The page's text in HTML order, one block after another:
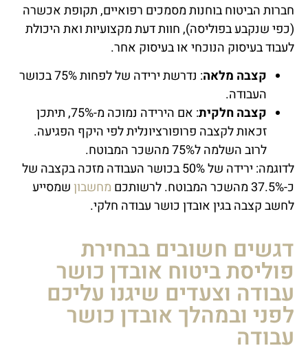
חברות הביטוח בוחנות מסמכים רפואיים, תקופת אכשרה
(כפי שנקבע בפוליסה), חוות דעת מקצועיות ואת היכולת
לעבוד בעיסוק הנוכחי או בעיסוק אחר.
קצבה מלאה
: נדרשת ירידה של לפחות 75% בכושר
העבודה.
קצבה חלקית
: אם הירידה נמוכה מ-75%, תיתכן
זכאות לקצבה פרופורציונלית לפי היקף הפגיעה.
לרוב השלמה ל75% מהשכר המבוטח.
לדוגמה: ירידה של 50% בכושר העבודה מזכה בקצבה של
כ-37.5% מהשכר המבוטח. לרשותכם
מחשבוןשמסייע
לחשב קצבה בגין אובדן כושר עבודה חלקי.
דגשים חשובים בבחירת
פוליסת ביטוח אובדן כושר
עבודה וצעדים שיגנו עליכם
לפני ובמהלך אובדן כושר
עבודה